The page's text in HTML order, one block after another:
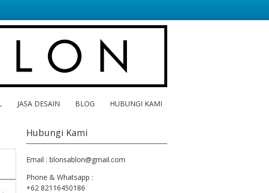
JASA DESAIN BLOG HUBUNGI KAMI
Hubungi Kami
Email : blonsablon@gmail.com
Phone & Whatsapp :
+62 82116450186